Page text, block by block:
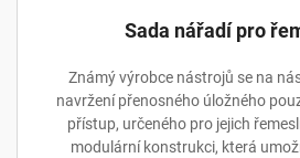
Sada nářadí pro
Známý výrobce nástrojů se na
navržení přenosného úložného
přístup, určeného pro jejich
modulární konstrukci, která